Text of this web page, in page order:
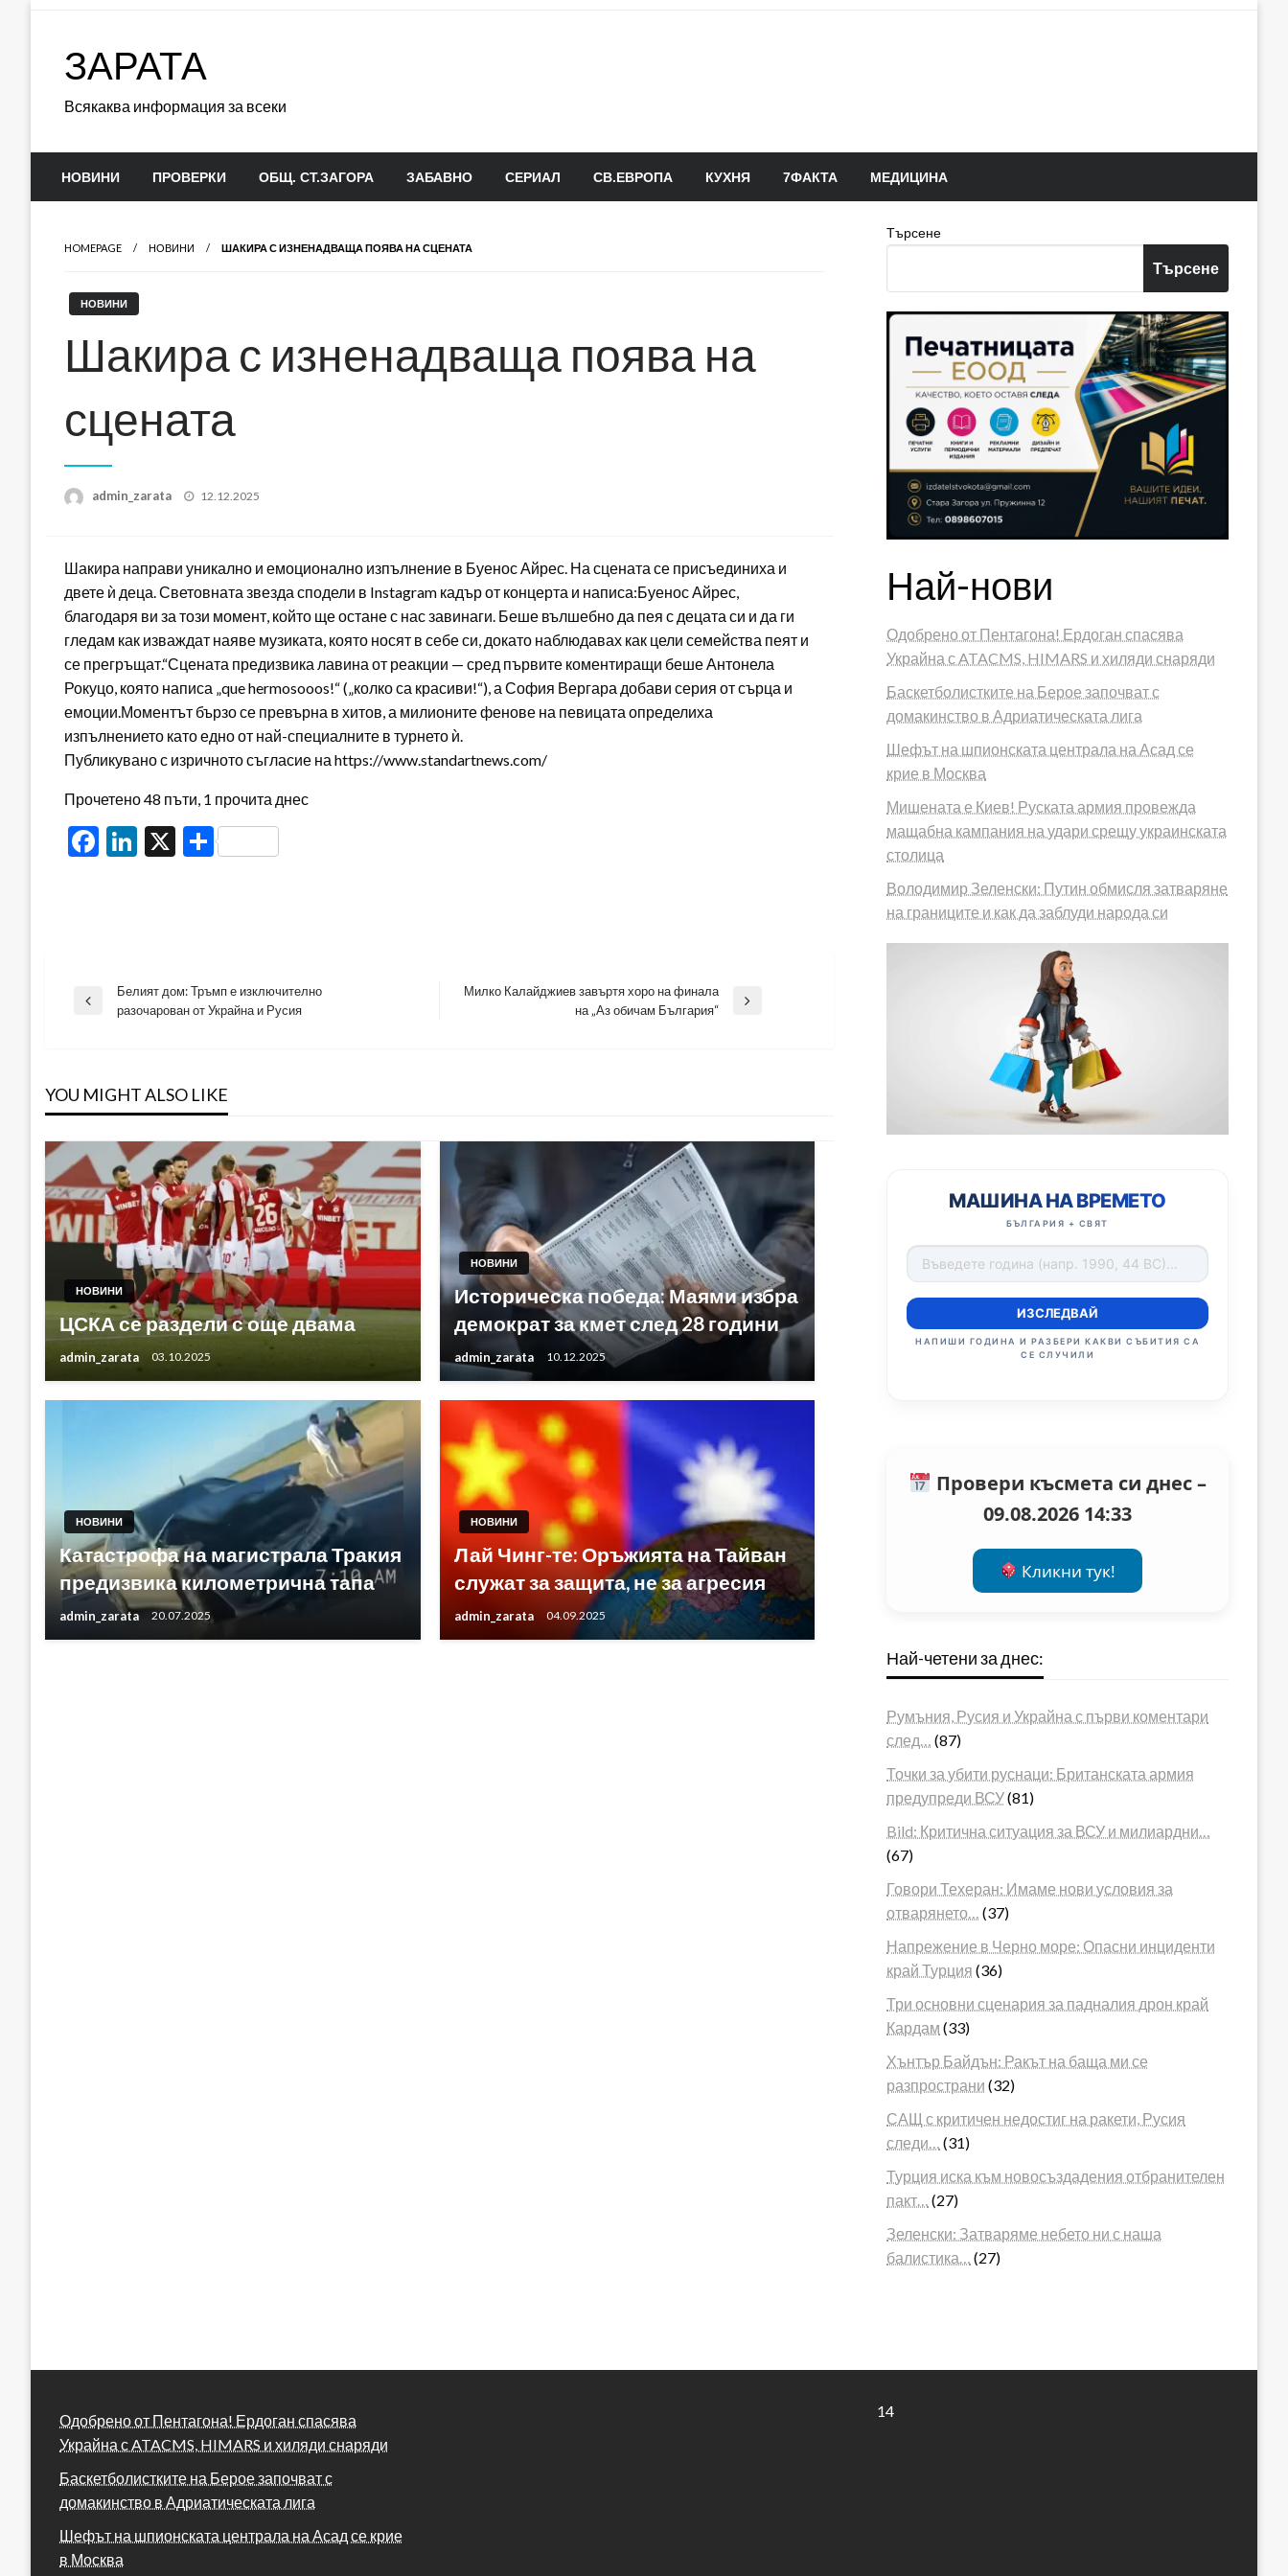
ЗАРАТА
Всякаква информация за всеки
НОВИНИ ПРОВЕРКИ ОБЩ. СТ.ЗАГОРА ЗАБАВНО СЕРИАЛ СВ.ЕВРОПА КУХНЯ 7ФАКТА МЕДИЦИНА
HOMEPAGE НОВИНИ ШАКИРА С ИЗНЕНАДВАЩА ПОЯВА НА СЦЕНАТА
НОВИНИ
Шакира с изненадваща поява на
сцената
admin_zarata
Posted
12.12.2025
Шакира направи уникално и емоционално изпълнение в Буенос Айрес. На сцената се присъединиха и
двете ѝ деца. Световната звезда сподели в Instagram кадър от концерта и написа:Буенос Айрес,
благодаря ви за този момент, който ще остане с нас завинаги. Беше вълшебно да пея с децата си и да ги
гледам как изваждат наяве музиката, която носят в себе си, докато наблюдавах как цели семейства пеят и
се прегръщат.“Сцената предизвика лавина от реакции — сред първите коментиращи беше Антонела
Рокуцо, която написа „que hermosooos!“ („колко са красиви!“), а София Вергара добави серия от сърца и
емоции.Моментът бързо се превърна в хитов, а милионите фенове на певицата определиха
изпълнението като едно от най-специалните в турнето ѝ.
Публикувано с изричното съгласие на https://www.standartnews.com/
Прочетено 48 пъти, 1 прочита днес
Facebook
LinkedIn
X Share
Навигация
Previous
Белият дом: Тръмп е изключително
разочарован от Украйна и Русия
Милко Калайджиев завъртя хоро на финала
на „Аз обичам България“
YOU MIGHT ALSO LIKE
НОВИНИ
ЦСКА се раздели с още двама
admin_zarata 03.10.2025
НОВИНИ
Историческа победа: Маями избра
демократ за кмет след 28 години
admin_zarata 10.12.2025
НОВИНИ
Катастрофа на магистрала Тракия
предизвика километрична тапа
admin_zarata 20.07.2025
НОВИНИ
Лай Чинг-те: Оръжията на Тайван
служат за защита, не за агресия
admin_zarata 04.09.2025
Търсене
Търсене
Най-нови
Одобрено от Пентагона! Ердоган спасява
Украйна с ATACMS, HIMARS и хиляди снаряди
Баскетболистките на Берое започват с
домакинство в Адриатическата лига
Шефът на шпионската централа на Асад се
крие в Москва
Мишената е Киев! Руската армия провежда
мащабна кампания на удари срещу украинската
столица
Володимир Зеленски: Путин обмисля затваряне
на границите и как да заблуди народа си
МАШИНА НА ВРЕМЕТО
БЪЛГАРИЯ + СВЯТ
ИЗСЛЕДВАЙ
НАПИШИ ГОДИНА И РАЗБЕРИ КАКВИ СЪБИТИЯ СА
СЕ СЛУЧИЛИ
Провери късмета си днес –
09.08.2026 14:33
Кликни тук!
Най-четени за днес:
Румъния, Русия и Украйна с първи коментари
след…
(87)
Точки за убити руснаци: Британската армия
предупреди ВСУ(81)
Bild: Критична ситуация за ВСУ и милиардни…
(67)
Говори Техеран: Имаме нови условия за
отварянето…
(37)
Напрежение в Черно море: Опасни инциденти
край Турция (36)
Три основни сценария за падналия дрон край
Кардам (33)
Хънтър Байдън: Ракът на баща ми се
разпространи (32)
САЩ с критичен недостиг на ракети, Русия
следи…
(31)
Турция иска към новосъздадения отбранителен
пакт…
(27)
Зеленски: Затваряме небето ни с наша
балистика…
(27)
Одобрено от Пентагона! Ердоган спасява
Украйна с ATACMS, HIMARS и хиляди снаряди
Баскетболистките на Берое започват с
домакинство в Адриатическата лига
Шефът на шпионската централа на Асад се крие
в Москва
14